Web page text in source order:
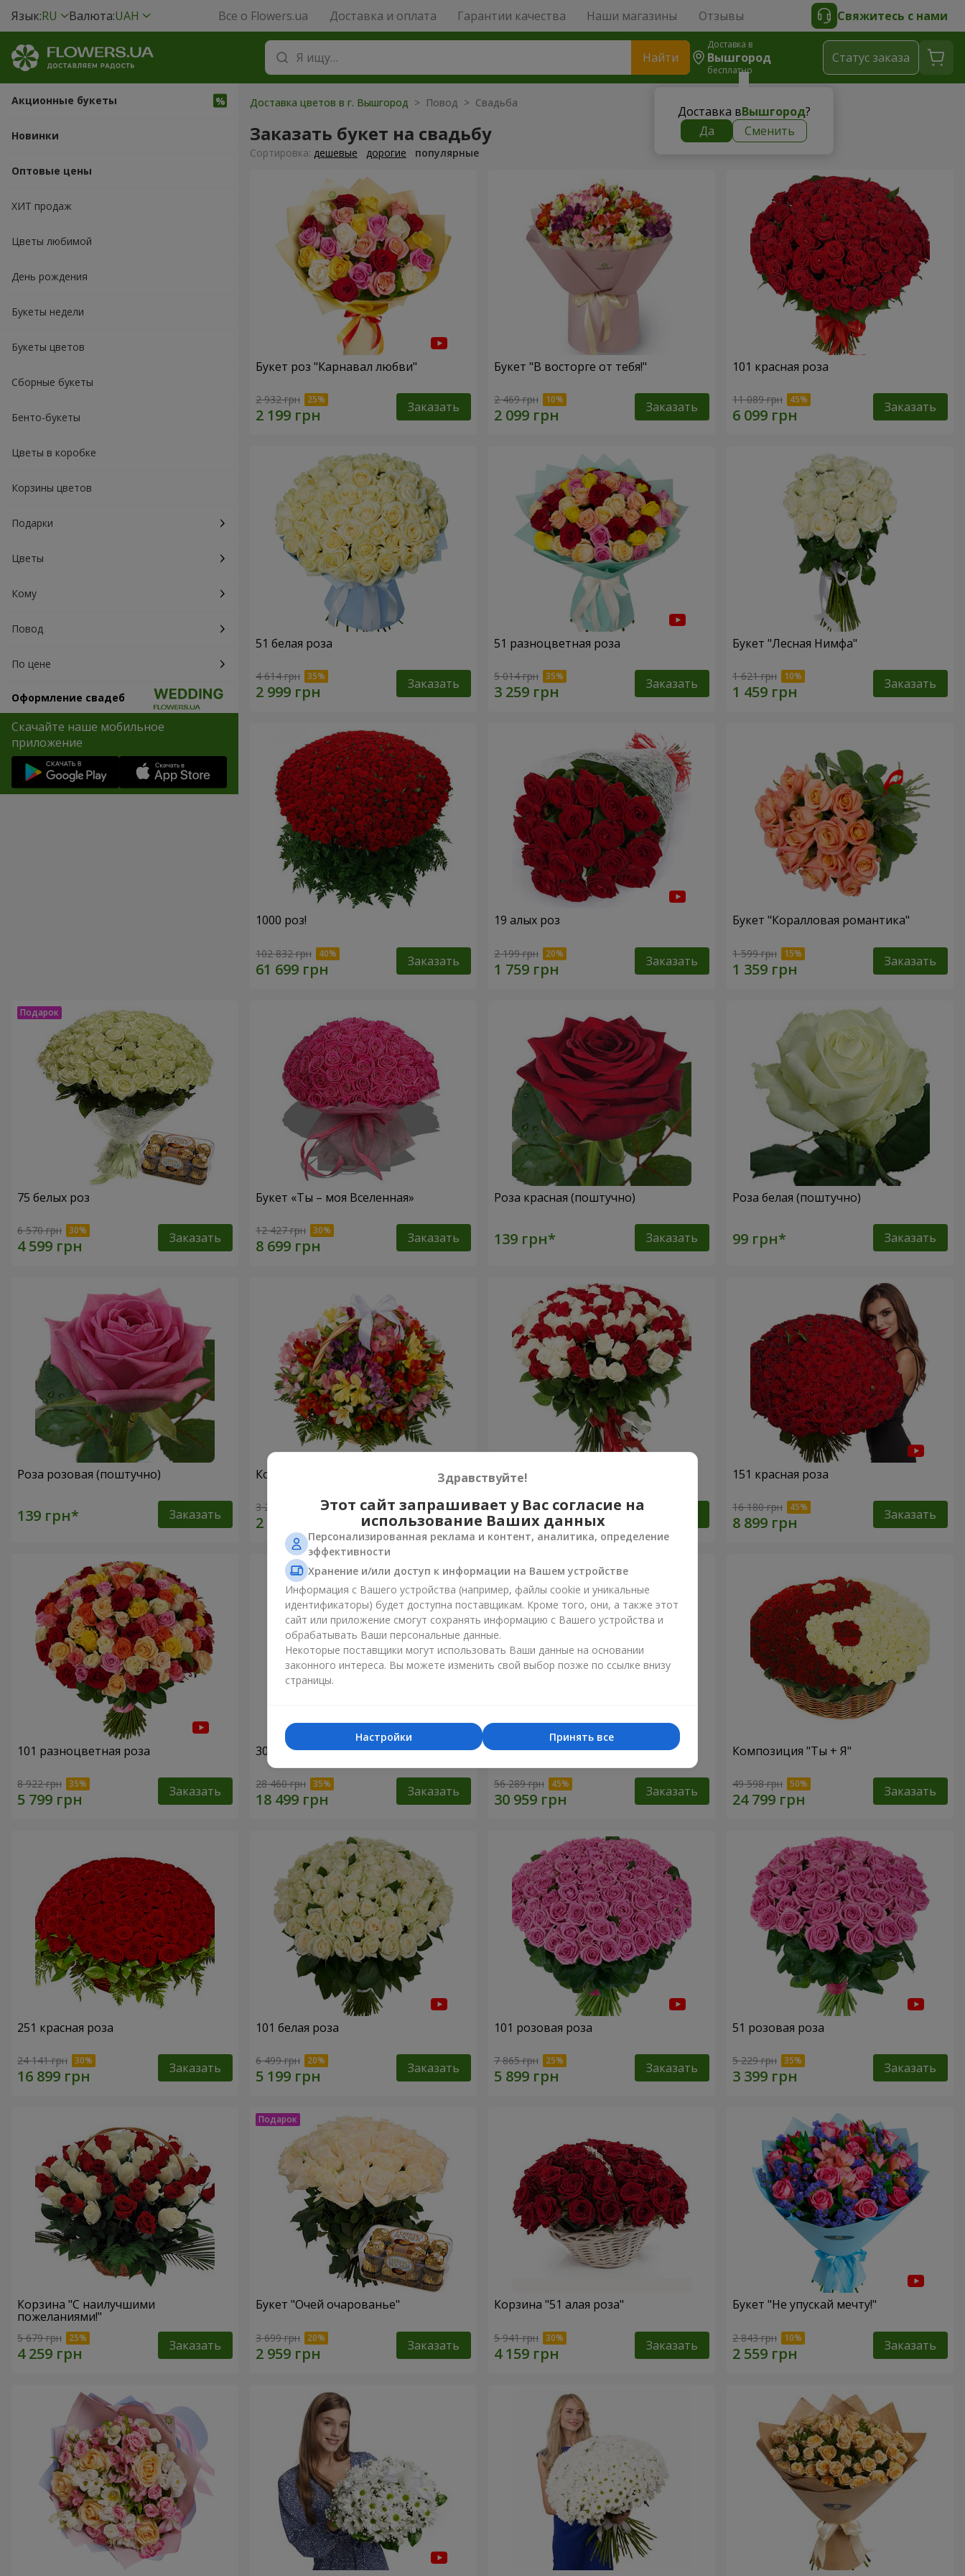
Язык:RU Валюта:UAH Все о Flowers.ua Доставка и оплата Гарантии качества Наши магазины Отзывы Свяжитесь с нами
Найти
Доставка в
Вышгород
бесплатно
Доставка вВышгород?
Да
Сменить
Cтатус заказа
Акционные букеты
Новинки
Оптовые цены
ХИТ продаж
Цветы любимой
День рождения
Букеты недели
Букеты цветов
Сборные букеты
Бенто-букеты
Цветы в коробке
Корзины цветов
Подарки
Цветы
Кому
Повод
По цене
Оформление свадеб
Скачайте наше мобильное
приложение
Доставка цветов в г. Вышгород > Повод > Свадьба
Заказать букет на свадьбу
Cортировка: дешевые дорогие популярные
Букет роз "Карнавал любви"
2 932 грн Заказать
Букет "В восторге от тебя!"
2 469 грн Заказать
101 красная роза
11 089 грн Заказать
51 белая роза
4 614 грн Заказать
51 разноцветная роза
5 014 грн Заказать
Букет "Лесная Нимфа"
1 621 грн Заказать
1000 роз!
102 832 грн Заказать
19 алых роз
2 199 грн Заказать
Букет "Коралловая романтика"
1 599 грн Заказать
75 белых роз
6 570 грн Заказать
Букет «Ты – моя Вселенная»
12 427 грн Заказать
Роза красная (поштучно)
Заказать
Роза белая (поштучно)
Заказать
Роза розовая (поштучно)
Заказать
Корзина альстромерий "Акварель"
3 246 грн Заказать
101 красная и белая роза
6 288 грн
151 красная роза
16 180 грн Заказать
101 разноцветная роза
8 922 грн Заказать
301 красная роза
28 460 грн Заказать
501 красная роза
56 289 грн Заказать
Композиция "Ты + Я"
49 598 грн Заказать
251 красная роза
24 141 грн Заказать
101 белая роза
6 499 грн Заказать
101 розовая роза
7 865 грн Заказать
51 розовая роза
5 229 грн Заказать
Корзина "С наилучшими
пожеланиями!"
5 679 грн Заказать
Букет "Очей очарованье"
3 699 грн Заказать
Корзина "51 алая роза"
5 941 грн Заказать
Букет "Не упускай мечту!"
2 843 грн Заказать
Здравствуйте!
Этот сайт запрашивает у Вас согласие на
использование Ваших данных
Персонализированная реклама и контент, аналитика, определение
эффективности
Хранение и/или доступ к информации на Вашем устройстве
Информация с Вашего устройства (например, файлы cookie и уникальные
идентификаторы) будет доступна поставщикам. Кроме того, они, а также этот
сайт или приложение смогут сохранять информацию с Вашего устройства и
обрабатывать Ваши персональные данные.
Некоторые поставщики могут использовать Ваши данные на основании
законного интереса. Вы можете изменить свой выбор позже по ссылке внизу
страницы.
Принять все
Настройки